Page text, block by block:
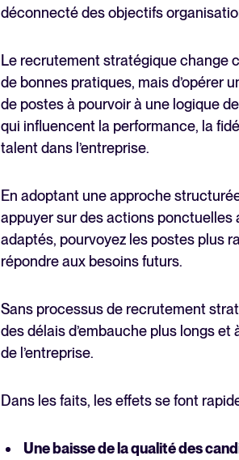
déconnecté des objectifs
Le recrutement stratégique change
de bonnes pratiques, mais d’opérer
de postes à pourvoir à une logique
qui influencent la performance, la
talent dans l’entreprise.
En adoptant une approche
appuyer sur des actions
adaptés, pourvoyez les postes plus
répondre aux besoins futurs.
Sans processus de recrutement
des délais d’embauche plus longs
de l’entreprise.
Dans les faits, les effets se font
Une baisse de la qualité des